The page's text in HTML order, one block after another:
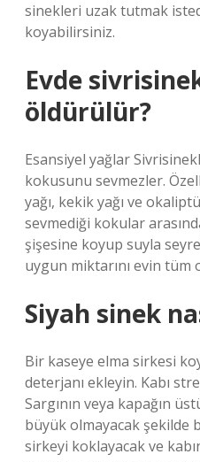
sinekleri uzak tutmak
koyabilirsiniz.
Evde
öldürülür?
Esansiyel yağlar
kokusunu sevmezler.
yağı, kekik yağı ve
sevmediği kokular
şişesine koyup suyla
uygun miktarını evin tüm
Siyah sinek
Bir kaseye elma sirkesi
deterjanı ekleyin. Kabı
Sargının veya kapağın
büyük olmayacak şekilde
sirkeyi koklayacak ve